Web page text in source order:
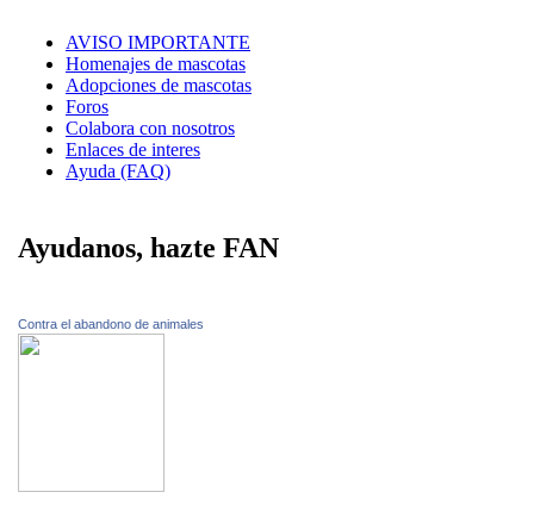
AVISO IMPORTANTE
Homenajes de mascotas
Adopciones de mascotas
Foros
Colabora con nosotros
Enlaces de interes
Ayuda (FAQ)
Ayudanos, hazte FAN
Contra el abandono de animales